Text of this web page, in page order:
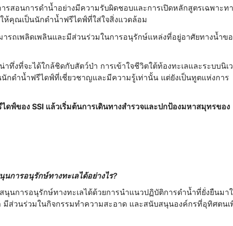
รสอนการดำน้ำอย่างมีความรับผิดชอบและการเปิดหลักสูตรเฉพาะท
ห้คุณเป็นนักดำน้ำฟรีไดฟ์ที่ใส่ใจสิ่งแวดล้อม
รถเพลิดเพลินและมีส่วนร่วมในการอนุรักษ์แหล่งที่อยู่อาศัยทางน้ำข
ทึ่งที่จะได้ใกล้ชิดกับสัตว์ป่า การเข้าใจชีวิตใต้ท้องทะเลและระบบนิเ
กดำน้ำฟรีไดฟ์ที่เชี่ยวชาญและมีความรู้เท่านั้น แต่ยังเป็นทูตแห่งการ
ฟ์ของ SSI แล้วเริ่มต้นการเดินทางสำรวจและปกป้องมหาสมุทรของ
การอนุรักษ์ทางทะเลได้อย่างไร?
นการอนุรักษ์ทางทะเลได้ด้วยการนำแนวปฏิบัติการดำน้ำที่ยั่งยืนมา
มีส่วนร่วมในกิจกรรมทำความสะอาด และสนับสนุนองค์กรที่อุทิศตนเ